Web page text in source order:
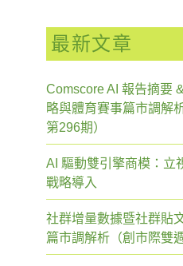
最新文章
Comscore AI 報告摘要
略與體育賽事篇市調解
第296期）
AI 驅動雙引擎商模：立
戰略導入
社群增量數據暨社群貼
篇市調解析（創市際雙